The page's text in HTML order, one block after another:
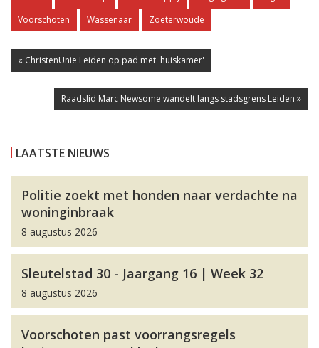
Voorschoten
Wassenaar Zoeterwoude
« ChristenUnie Leiden op pad met 'huiskamer'
Raadslid Marc Newsome wandelt langs stadsgrens Leiden »
LAATSTE NIEUWS
Politie zoekt met honden naar verdachte na
woninginbraak
8 augustus 2026
Sleutelstad 30 - Jaargang 16 | Week 32
8 augustus 2026
Voorschoten past voorrangsregels